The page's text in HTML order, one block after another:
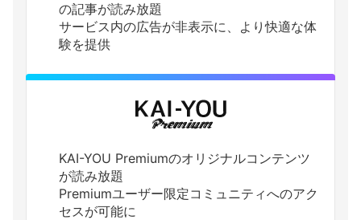
の記事が読み放題
サービス内の広告が非表示に、より快適な体
験を提供
KAI-YOU Premiumのオリジナルコンテンツ
が読み放題
Premiumユーザー限定コミュニティへのアク
セスが可能に